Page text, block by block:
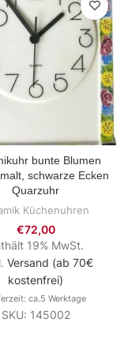
bunte Blumen
schwarze Ecken
Quarzuhr
Küchenuhren
€72,00
19% MwSt.
Versand (ab 70€
kostenfrei)
ca.5 Werktage
SKU: 145002